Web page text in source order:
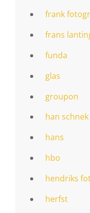
frank
frans
funda
glas
groupon
han schnek
hans
hbo
hendriks
herfst